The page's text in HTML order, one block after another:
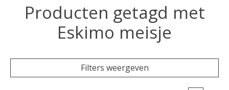
Producten getagd met
Eskimo meisje
Filters weergeven